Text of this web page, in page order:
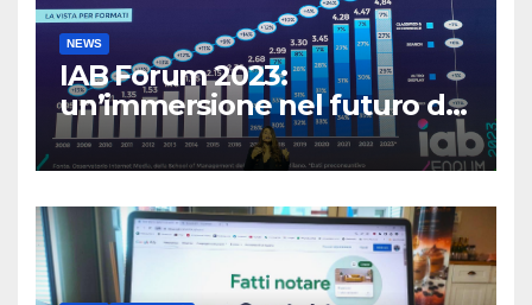
NEWS
IAB Forum 2023:
un’immersione nel futuro del
Marketing Digitale”